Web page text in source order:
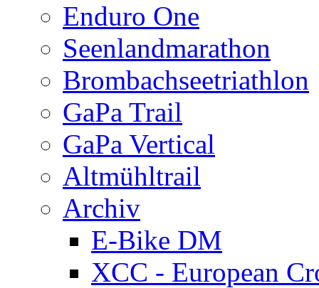
Enduro One
Seenlandmarathon
Brombachseetriathlon
GaPa Trail
GaPa Vertical
Altmühltrail
Archiv
E-Bike DM
XCC - European